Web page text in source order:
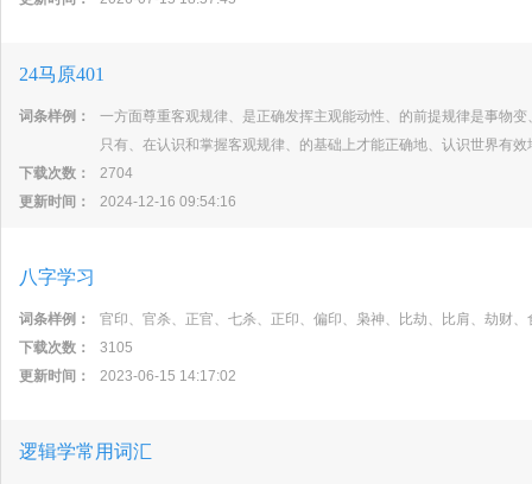
24马原401
词条样例：
一方面尊重客观规律、是正确发挥主观能动性、的前提规律是事物
只有、在认识和掌握客观规律、的基础上才能正确地、认识世界有
下载次数：
2704
更新时间：
2024-12-16 09:54:16
八字学习
词条样例：
官印、官杀、正官、七杀、正印、偏印、枭神、比劫、比肩、劫财
下载次数：
3105
更新时间：
2023-06-15 14:17:02
逻辑学常用词汇